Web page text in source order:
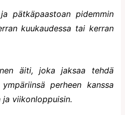
pätkäpaastoan pidemmin
kuukaudessa tai kerran
äiti, joka jaksaa tehdä
perheen kanssa
viikonloppuisin.